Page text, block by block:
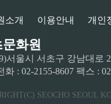
소개 이용안내 개인
화원
서울시 서초구 강남대로
화 : 02-2155-8607 팩스 :
SEOCHO SEOUL